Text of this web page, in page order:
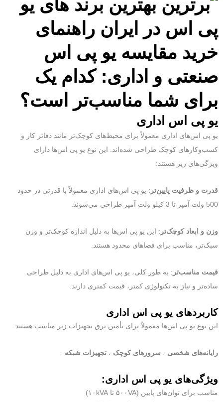
یو پی اس اداری
یو پی اس‌های اداری معمولاً برای محیط‌های کوچک‌تر مانند دفاتر کار و
کسب‌وکارهای کوچک طراحی شده‌اند. این نوع یو پی اس‌ها دارای
ویژگی‌های زیر هستند:
قدرت و ظرفیت پایین‌تر : یو پی اس‌های اداری معمولاً با قدرتی در حدود
500 ولت آمپر تا 3 کیلو ولت آمپر طراحی می‌شوند.
وزن و ابعاد کوچک‌تر : این یو پی اس‌ها به دلیل اندازه کوچک‌تر و وزن
سبک‌تر، مناسب برای فضاهای محدود هستند.
قیمت مناسب‌تر : به طور کلی، یو پی اس‌های اداری به دلیل طراحی
ساده‌تر و نیاز به تکنولوژی کمتر، قیمت کمتری دارند.
کاربردهای یو پی اس اداری
این نوع یو پی اس‌ها معمولاً برای تأمین برق تجهیزات زیر مناسب هستند:
رایانه‌های شخصی ، سرورهای کوچک ، تجهیزات شبکه
ویژگی‌های یو پی اس اداری:
مناسب برای توان‌های پایین (۵۰۰VA تا ۱۰kVA)